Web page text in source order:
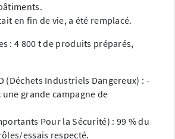
en fin de vie, a été remplacé.
: 4 800 t de produits préparés,
(Déchets Industriels Dangereux) : -
une grande campagne de
Pour la Sécurité) : 99 % du
essais respecté.